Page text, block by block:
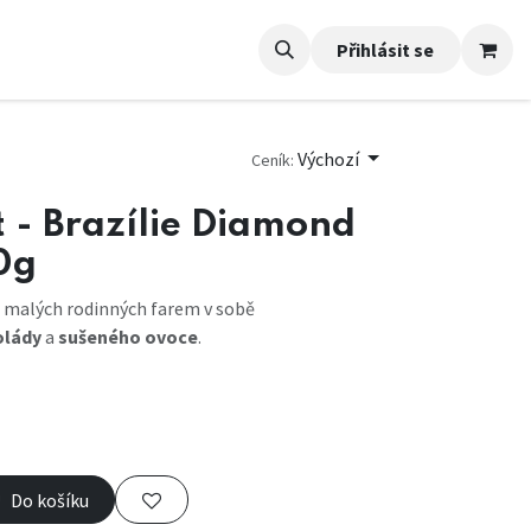
Přihlásit se
Ceník: Výchozí
- Brazílie Diamond
malých rodinných farem v sobě
a sušeného ovoce.
Do košíku